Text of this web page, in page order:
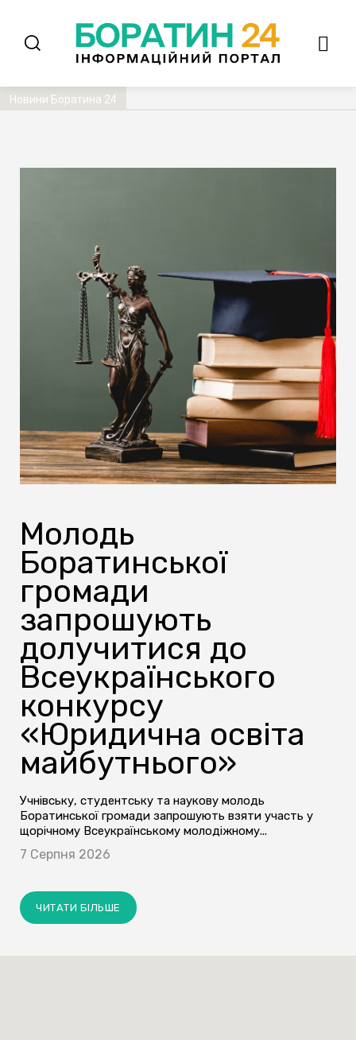
Новини Боратина 24
Молодь
Боратинської
громади
запрошують
долучитися до
Всеукраїнського
конкурсу
«Юридична освіта
майбутнього»
Учнівську, студентську та наукову молодь
Боратинської громади запрошують взяти участь у
щорічному Всеукраїнському молодіжному...
7 Серпня 2026
ЧИТАТИ БІЛЬШЕ